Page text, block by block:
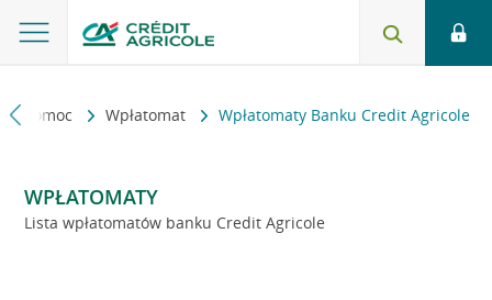
i pomoc Wpłatomat Wpłatomaty Banku Credit Agricole
WPŁATOMATY
Lista wpłatomatów banku Credit Agricole